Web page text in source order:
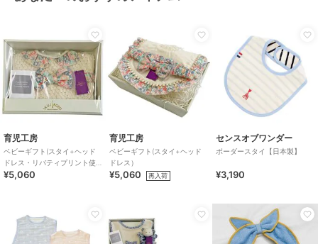
育児工房
ベビーギフト(スタイ+ヘッド
ドレス・リバティプリント使
用)
¥5,060
育児工房
ベビーギフト(スタイ+ヘッド
ドレス）
¥5,060 再入荷
センスオブワンダー
ボーダースタイ【日本製】
¥3,190